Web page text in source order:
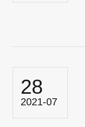
28
2021-07